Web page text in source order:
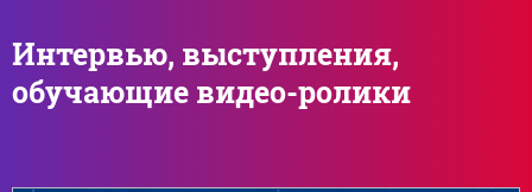
Интервью, выступления,
обучающие видео-ролики